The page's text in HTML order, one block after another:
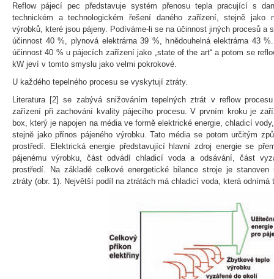
Reflow pájecí pec představuje systém přenosu tepla pracující s
technickém a technologickém řešení daného zařízení, stejně jako
výrobků, které jsou pájeny. Podíváme-li se na účinnost jiných procesů a
účinnost 40 %, plynová elektrárna 39 %, hnědouhelná elektrárna 43
účinnost 40 % u pájecích zařízení jako „state of the art“ a potom se
kW jeví v tomto smyslu jako velmi pokrokové.
U každého tepelného procesu se vyskytují ztráty.
Literatura [2] se zabývá snižováním tepelných ztrát v reflow
zařízení při zachování kvality pájecího procesu. V prvním kroku je
box, který je napojen na média ve formě elektrické energie, chladicí
stejně jako přínos pájeného výrobku. Tato média se potom určitým
prostředí. Elektrická energie představující hlavní zdroj energie se
pájenému výrobku, část odvádí chladicí voda a odsávání, část
prostředí. Na základě celkové energetické bilance stroje je stanoven
ztráty (obr. 1). Největší podíl na ztrátách má chladicí voda, která odnímá